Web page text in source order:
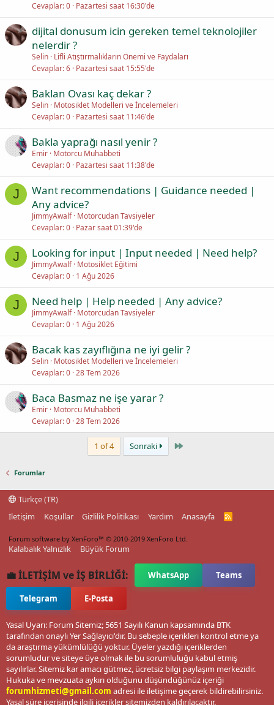
Cevaplar 0 Pazartesi saat 16:30'de
dijital donusum icin gereken temel teknolojiler
nelerdir ?
Selin Lifli Atıştırmalıkların Önemi ve Faydaları
Cevaplar 6 Pazartesi saat 15:55'de
Baklan Ovası kaç dekar ?
Selin Motosiklet Modelleri ve İncelemeleri
Cevaplar 0 Pazartesi saat 11:46'de
Bakla yaprağı nasıl yenir ?
Emir Motorcu Muhabbeti
Cevaplar 0 Pazartesi saat 11:38'de
J
Want recommendations | Guidance needed |
Any advice?
JimmyAwalf Motorcudan Tavsiyeler
Cevaplar 0 Pazar saat 01:39'de
J Looking for input | Input needed | Need help?
JimmyAwalf Motosiklet Eğitimi
Cevaplar 0 1 Ağu 2026
J Need help | Help needed | Any advice?
JimmyAwalf Motorcudan Tavsiyeler
Cevaplar 0 1 Ağu 2026
Bacak kas zayıflığına ne iyi gelir ?
Selin Motosiklet Modelleri ve İncelemeleri
Cevaplar 0 28 Tem 2026
Baca Basmaz ne işe yarar ?
Emir Motorcu Muhabbeti
Cevaplar 0 28 Tem 2026
1 of 4 Sonraki Last
Forumlar
Türkçe (TR)
İletişim
Koşullar Gizlilik Politikası Yardım Anasayfa
R
Forum software by XenForo™ © 2010-2019 XenForo Ltd.
Kalabalık Yalnızlık Büyük Forum
💼 İLETİŞİM ve İŞ BİRLİĞİ: WhatsApp Teams
Telegram E-Posta
Yasal Uyarı: Forum Sitemiz; 5651 Sayılı Kanun kapsamında BTK
tarafından onaylı Yer Sağlayıcı'dır. Bu sebeple içerikleri kontrol etme ya
da araştırma yükümlülüğü yoktur. Üyeler yazdığı içeriklerden
sorumludur ve siteye üye olmak ile bu sorumluluğu kabul etmiş
sayılırlar. Sitemiz kar amacı gütmez, ücretsiz bilgi paylaşım merkezidir.
Hukuka ve mevzuata aykırı olduğunu düşündüğünüz içeriği
forumhizmeti@gmail.com adresi ile iletişime geçerek bildirebilirsiniz.
Yasal süre içerisinde ilgili içerikler sitemizden kaldırılacaktır.